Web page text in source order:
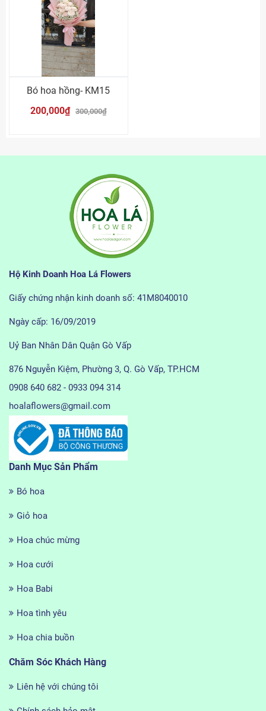
Bó hoa hồng- KM15
200,000₫ 300,000₫
Hộ Kinh Doanh Hoa Lá Flowers
Giấy chứng nhận kinh doanh số: 41M8040010
Ngày cấp: 16/09/2019
Uỷ Ban Nhân Dân Quận Gò Vấp
876 Nguyễn Kiệm, Phường 3, Q. Gò Vấp, TP.HCM
0908 640 682 - 0933 094 314
hoalaflowers@gmail.com
Danh Mục Sản Phẩm
Bó hoa
Giỏ hoa
Hoa chúc mừng
Hoa cưới
Hoa Babi
Hoa tình yêu
Hoa chia buồn
Chăm Sóc Khách Hàng
Liên hệ với chúng tôi